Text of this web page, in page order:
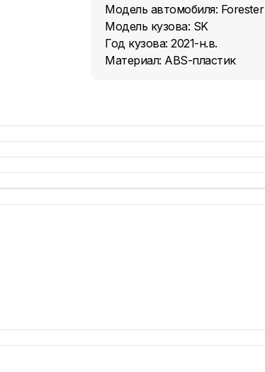
Модель автомобиля: Forester
Модель кузова: SK
Год кузова: 2021-н.в.
Материал: ABS-пластик